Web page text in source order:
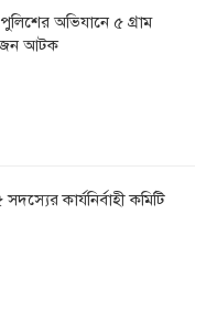
অভিযানে ৫ গ্রাম
আটক
কার্যনির্বাহী কমিটি